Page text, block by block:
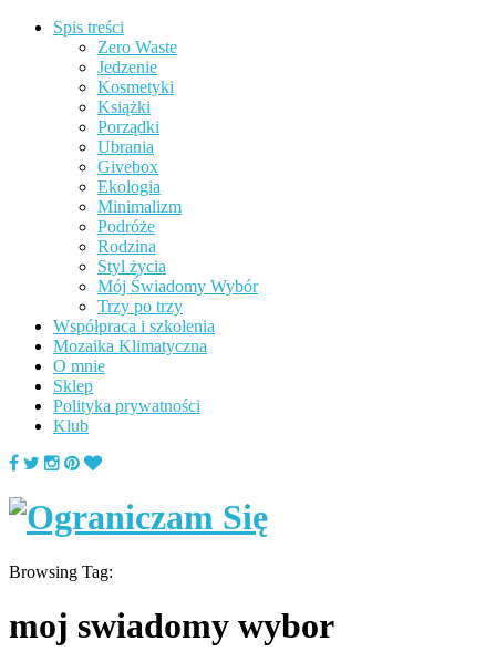
Spis treści
Zero Waste
Jedzenie
Kosmetyki
Książki
Porządki
Ubrania
Givebox
Ekologia
Minimalizm
Podróże
Rodzina
Styl życia
Mój Świadomy Wybór
Trzy po trzy
Współpraca i szkolenia
Mozaika Klimatyczna
O mnie
Sklep
Polityka prywatności
Klub
Browsing Tag:
moj swiadomy wybor